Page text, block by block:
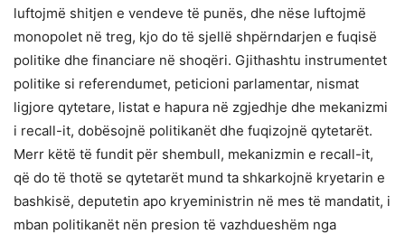
luftojmë shitjen e vendeve të punës, dhe nëse luftojmë
monopolet në treg, kjo do të sjellë shpërndarjen e fuqisë
politike dhe financiare në shoqëri. Gjithashtu instrumentet
politike si referendumet, peticioni parlamentar, nismat
ligjore qytetare, listat e hapura në zgjedhje dhe mekanizmi
i recall-it, dobësojnë politikanët dhe fuqizojnë qytetarët.
Merr këtë të fundit për shembull, mekanizmin e recall-it,
që do të thotë se qytetarët mund ta shkarkojnë kryetarin e
bashkisë, deputetin apo kryeministrin në mes të mandatit, i
mban politikanët nën presion të vazhdueshëm nga